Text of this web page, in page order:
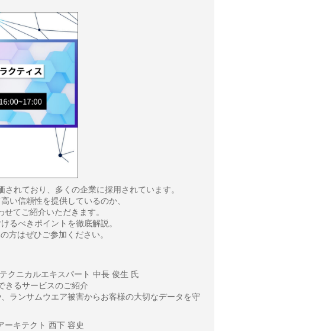
れており、多くの企業に採用されています。
い信頼性を提供しているのか、
てご紹介いただきます。
るべきポイントを徹底解説。
方はぜひご参加ください。
クニカルエキスパート 中長 俊生 氏
きるサービスのご紹介
ランサムウエア被害からお客様の大切なデータを守
キテクト 西下 容史